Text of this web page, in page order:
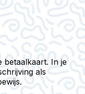
betaalkaart. In je
als